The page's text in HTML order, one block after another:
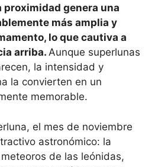
proximidad genera una
más amplia y
lo que cautiva a
arriba. Aunque superlunas
la intensidad y
la convierten en un
memorable.
el mes de noviembre
astronómico: la
de las leónidas,